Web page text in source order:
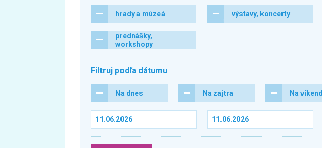
hrady a múzeá výstavy, koncerty
prednášky,
workshopy
Filtruj podľa dátumu
Na dnes Na zajtra Na víkend